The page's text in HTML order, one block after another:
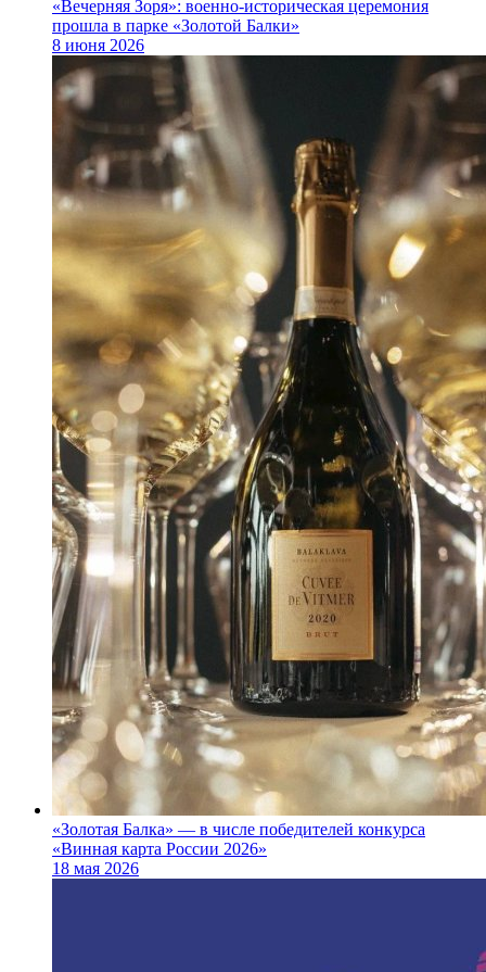
«Вечерняя Зоря»: военно‑историческая церемония
прошла в парке «Золотой Балки»
8 июня 2026
«Золотая Балка» — в числе победителей конкурса
«Винная карта России 2026»
18 мая 2026